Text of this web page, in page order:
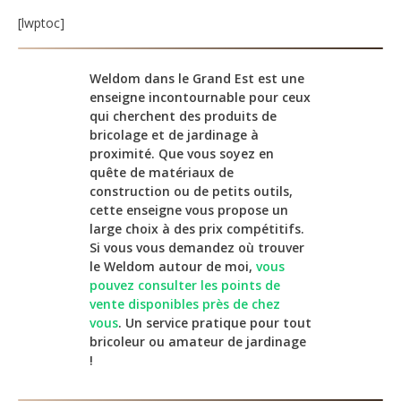
[lwptoc]
Weldom dans le Grand Est est une
enseigne incontournable pour ceux
qui cherchent des produits de
bricolage et de jardinage à
proximité. Que vous soyez en
quête de matériaux de
construction ou de petits outils,
cette enseigne vous propose un
large choix à des prix compétitifs.
Si vous vous demandez où trouver
le Weldom autour de moi, vous
pouvez consulter les points de
vente disponibles près de chez
vous. Un service pratique pour tout
bricoleur ou amateur de jardinage
!